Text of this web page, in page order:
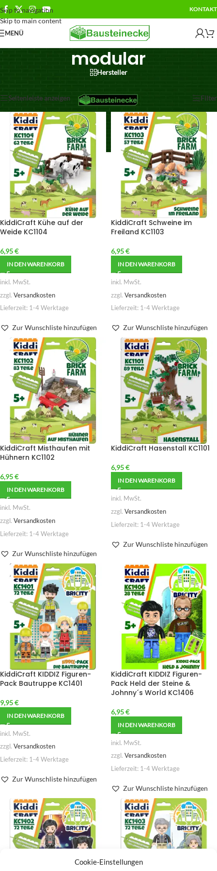
Cookie-Einstellungen
Skip to navigation
Skip to main content
KONTAKT
MENÜ
modular
Hersteller
Seitenleiste anzeigen Filter
KiddiCraft Kühe auf der
Weide KC1104
6,95€
IN DEN WARENKORB
inkl. MwSt.
zzgl. Versandkosten
Lieferzeit: 1-4 Werktage
Zur Wunschliste hinzufügen
KiddiCraft Schweine im
Freiland KC1103
6,95€
IN DEN WARENKORB
inkl. MwSt.
zzgl. Versandkosten
Lieferzeit: 1-4 Werktage
Zur Wunschliste hinzufügen
KiddiCraft Misthaufen mit
Hühnern KC1102
6,95€
IN DEN WARENKORB
inkl. MwSt.
zzgl. Versandkosten
Lieferzeit: 1-4 Werktage
Zur Wunschliste hinzufügen
KiddiCraft Hasenstall KC1101
6,95€
IN DEN WARENKORB
inkl. MwSt.
zzgl. Versandkosten
Lieferzeit: 1-4 Werktage
Zur Wunschliste hinzufügen
KiddiCraft KIDDIZ Figuren-
Pack Bautruppe KC1401
9,95€
IN DEN WARENKORB
inkl. MwSt.
zzgl. Versandkosten
Lieferzeit: 1-4 Werktage
Zur Wunschliste hinzufügen
KiddiCraft KIDDIZ Figuren-
Pack Held der Steine &
Johnny´s World KC1406
6,95€
IN DEN WARENKORB
inkl. MwSt.
zzgl. Versandkosten
Lieferzeit: 1-4 Werktage
Zur Wunschliste hinzufügen